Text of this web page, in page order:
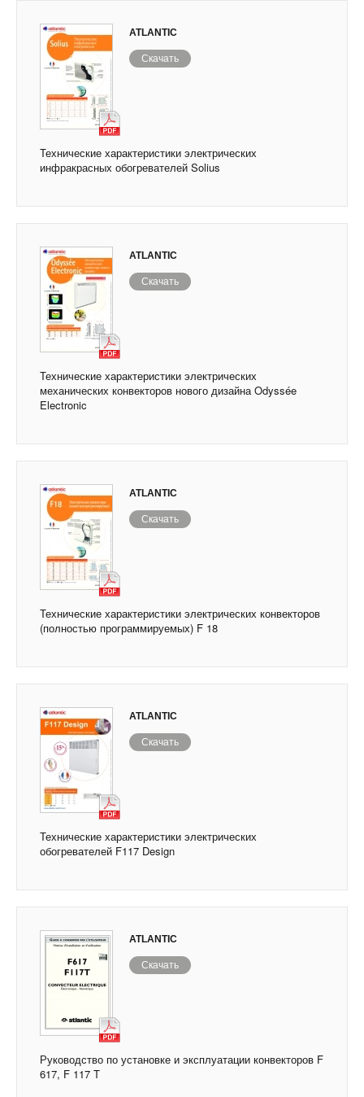
ATLANTIC
Скачать
Технические характеристики электрических
инфракрасных обогревателей Solius
ATLANTIC
Скачать
Технические характеристики электрических
механических конвекторов нового дизайна Odyssée
Electronic
ATLANTIC
Скачать
Технические характеристики электрических конвекторов
(полностью программируемых) F 18
ATLANTIC
Скачать
Технические характеристики электрических
обогревателей F117 Design
ATLANTIC
Скачать
Руководство по установке и эксплуатации конвекторов F
617, F 117 T